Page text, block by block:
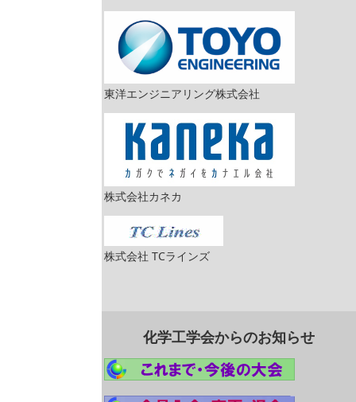
東洋エンジニアリング株式会社
株式会社カネカ
株式会社 TCラインズ
化学工学会からのお知らせ